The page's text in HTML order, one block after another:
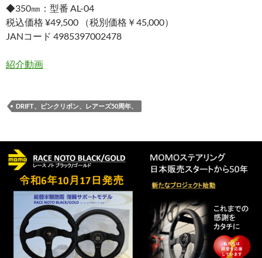
◆350㎜：型番 AL-04
税込価格 ¥49,500 （税別価格￥45,000）
JANコード 4985397002478
紹介動画
DRIFT、ピンクリボン、レアーズ50周年、